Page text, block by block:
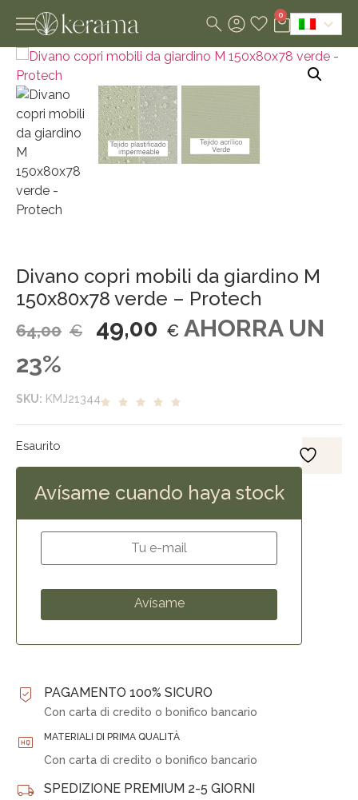
0
Divano copri mobili da giardino M
150x80x78 verde – Protech
64,00 € 49,00 € AHORRA UN
23%
SKU: KMJ21344
Esaurito
Avísame cuando haya stock
PAGAMENTO 100% SICURO
Con carta di credito o bonifico bancario
MATERIALI DI PRIMA QUALITÀ
Con carta di credito o bonifico bancario
SPEDIZIONE PREMIUM 2-5 GIORNI